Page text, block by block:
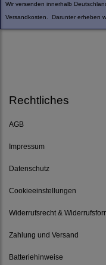
Wir versenden innerhalb
Versandkosten. Darunter erheben
Rechtliches
AGB
Impressum
Datenschutz
Cookieeinstellungen
Widerrufsrecht &
Zahlung und Versand
Batteriehinweise